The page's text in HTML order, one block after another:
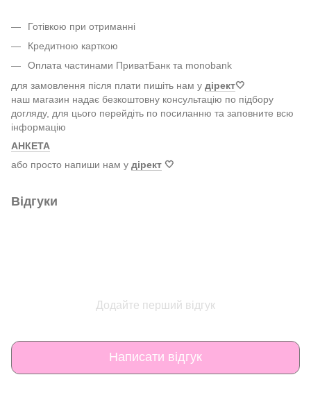
Готівкою при отриманні
Кредитною карткою
Оплата частинами ПриватБанк та monobank
для замовлення після плати пишіть нам у дірект🤍
наш магазин надає безкоштовну консультацію по підбору
догляду, для цього перейдіть по посиланню та заповните всю
інформацію
АНКЕТА
або просто напиши нам у дірект 🤍
Відгуки
Додайте перший відгук
Написати відгук